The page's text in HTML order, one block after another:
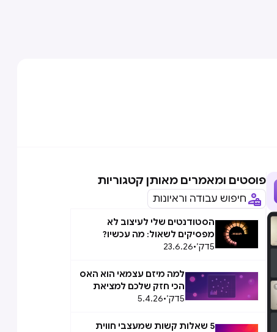
פוסטים ומאמרים מאותן קטגוריות
חיפוש עבודה וראיונות
הסטודנטים שלי לעיצוב לא
מפסיקים לשאול: מה עכשיו?
5דק׳•
23.6.26
למה מיזם עצמאי הוא האס
הכי חזק שלכם למציאת
המשרה הבאה
5דק׳•
5.4.26
5 שאלות קשות שמעצבי חווית